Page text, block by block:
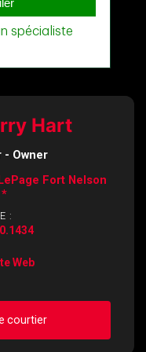
Hart
- Owner
Fort Nelson
*
:
Web
courtier